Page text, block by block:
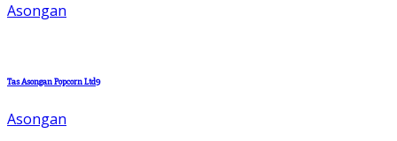
Asongan
Tas Asongan Popcorn Ltd9
Asongan